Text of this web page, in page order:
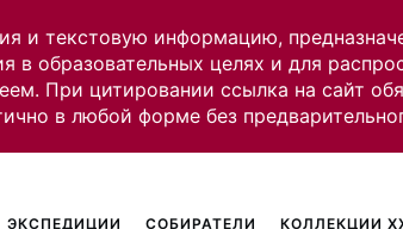
и текстовую информацию,
в образовательных целях и для
При цитировании ссылка на сайт
в любой форме без
ЭКСПЕДИЦИИ СОБИРАТЕЛИ КОЛЛЕКЦИИ